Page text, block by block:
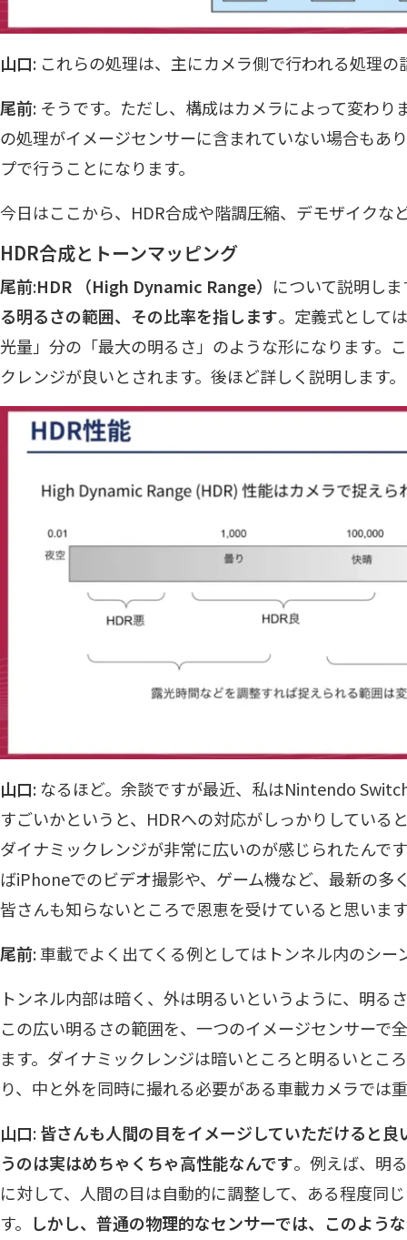
山口: これらの処理は、主にカメラ側で行われる処理の
尾前: そうです。ただし、構成はカメラによって変わり
の処理がイメージセンサーに含まれていない場合もあ
プで行うことになります。
今日はここから、HDR合成や階調圧縮、デモザイクな
HDR合成とトーンマッピング
尾前:HDR （High Dynamic Range） について説明し
る明るさの範囲、その比率を指します。定義式として
光量」分の「最大の明るさ」のような形になります。
クレンジが良いとされます。後ほど詳しく説明します。
山口: なるほど。余談ですが最近、私はNintendo
すごいかというと、HDRへの対応がしっかりしている
ダイナミックレンジが非常に広いのが感じられたんで
ばiPhoneでのビデオ撮影や、ゲーム機など、最新の多
皆さんも知らないところで恩恵を受けていると思いま
尾前: 車載でよく出てくる例としてはトンネル内のシー
トンネル内部は暗く、外は明るいというように、明る
この広い明るさの範囲を、一つのイメージセンサーで
ます。ダイナミックレンジは暗いところと明るいとこ
り、中と外を同時に撮れる必要がある車載カメラでは
山口:皆さんも人間の目をイメージしていただけると
うのは実はめちゃくちゃ高性能なんです。例えば、明
に対して、人間の目は自動的に調整して、ある程度同
す。 しかし、普通の物理的なセンサーでは、このよう